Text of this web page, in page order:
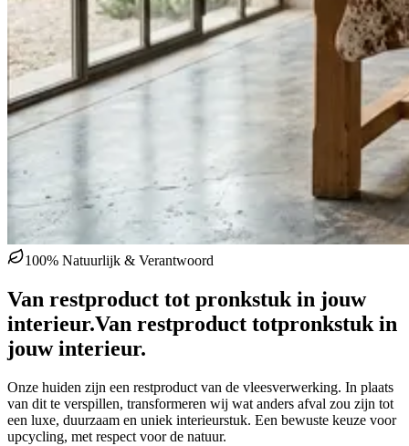
100% Natuurlijk & Verantwoord
Van restproduct tot pronkstuk in jouw
interieur.Van restproduct totpronkstuk in
jouw interieur.
Onze huiden zijn een restproduct van de vleesverwerking. In plaats
van dit te verspillen, transformeren wij wat anders afval zou zijn tot
een luxe, duurzaam en uniek interieurstuk. Een bewuste keuze voor
upcycling, met respect voor de natuur.